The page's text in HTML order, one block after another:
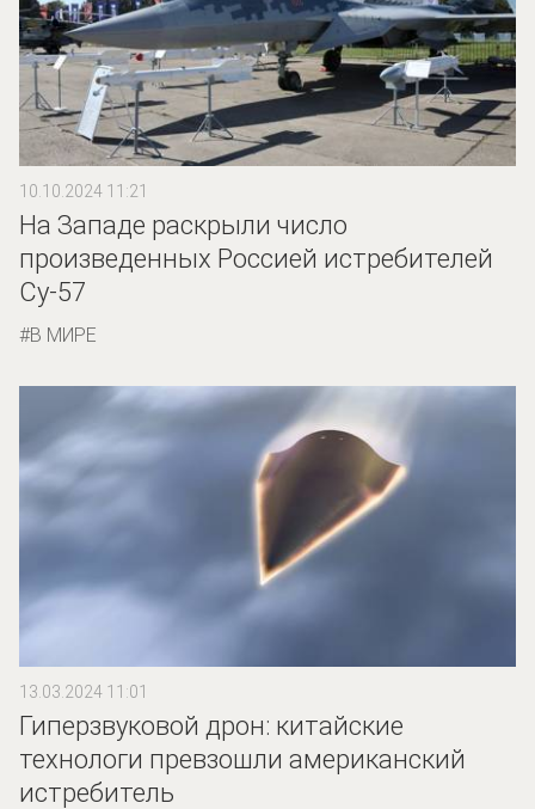
10.10.2024 11:21
На Западе раскрыли число
произведенных Россией истребителей
Су-57
В МИРЕ
13.03.2024 11:01
Гиперзвуковой дрон: китайские
технологи превзошли американский
истребитель